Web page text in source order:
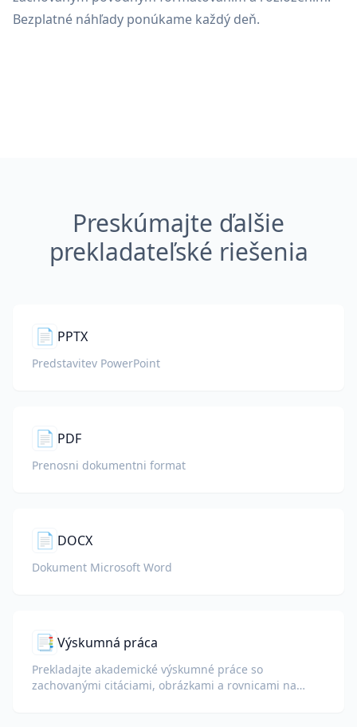
Bezplatné náhľady ponúkame každý deň.
Preskúmajte ďalšie
prekladateľské riešenia
📄 PPTX
Predstavitev PowerPoint
📄 PDF
Prenosni dokumentni format
📄 DOCX
Dokument Microsoft Word
📑 Výskumná práca
Prekladajte akademické výskumné práce so
zachovanými citáciami, obrázkami a rovnicami na